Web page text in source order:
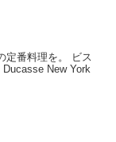
定番料理を。 ビス
New York